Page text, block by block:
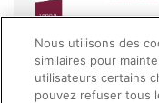
Nous utilisons des
similaires pour
utilisateurs certains
pouvez refuser tous